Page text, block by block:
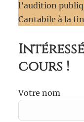
l’audition
Cantabile à la
cours !
Votre nom